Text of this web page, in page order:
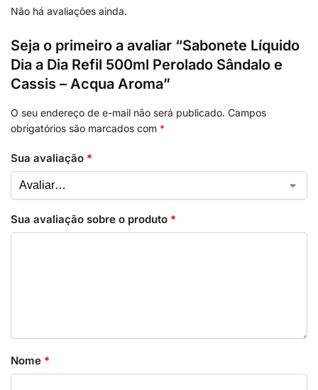
Não há avaliações ainda.
Seja o primeiro a avaliar “Sabonete Líquido
Dia a Dia Refil 500ml Perolado Sândalo e
Cassis – Acqua Aroma”
O seu endereço de e-mail não será publicado. Campos
obrigatórios são marcados com *
Sua avaliação *
Sua avaliação sobre o produto *
Nome *